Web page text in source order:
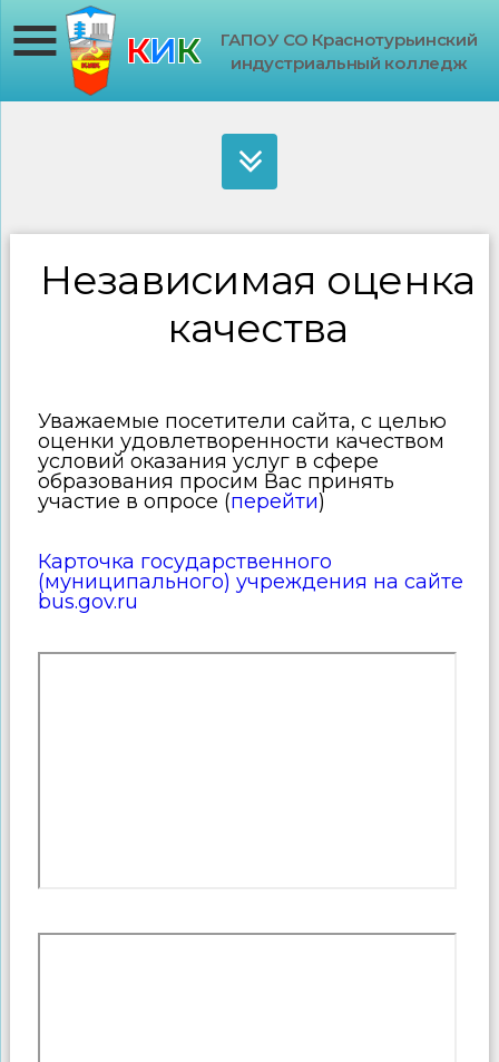
КИК
ГАПОУ СО Краснотурьинский
индустриальный колледж
Независимая оценка
качества
Уважаемые посетители сайта, с целью
оценки удовлетворенности качеством
условий оказания услуг в сфере
образования просим Вас принять
участие в опросе (перейти)
Карточка государственного
(муниципального) учреждения на сайте
bus.gov.ru